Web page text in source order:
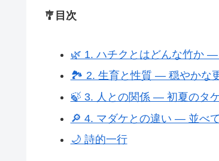
🎐目次
🌿 1. ハチクとはどんな竹か
🏞️ 2. 生育と性質 ― 穏やかな
🍃 3. 人との関係 ― 初夏のタ
🔎 4. マダケとの違い ― 並べ
🌙 詩的一行